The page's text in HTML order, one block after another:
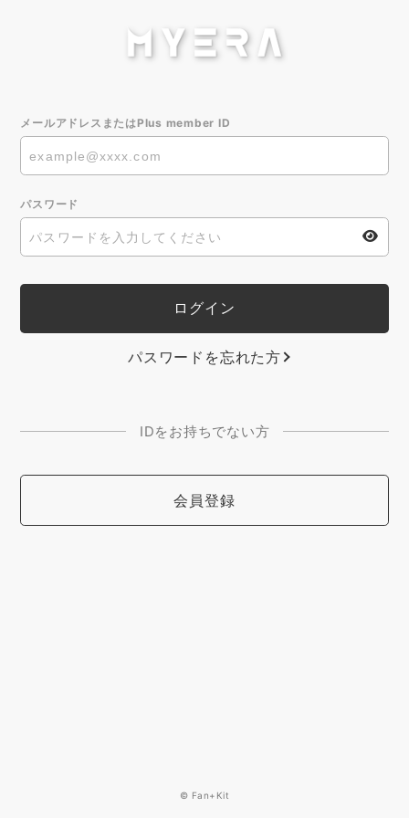
メールアドレスまたはPlus member ID
パスワード
パスワードを忘れた方
IDをお持ちでない方
会員登録
© Fan+Kit